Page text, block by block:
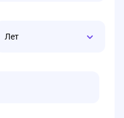
Лет